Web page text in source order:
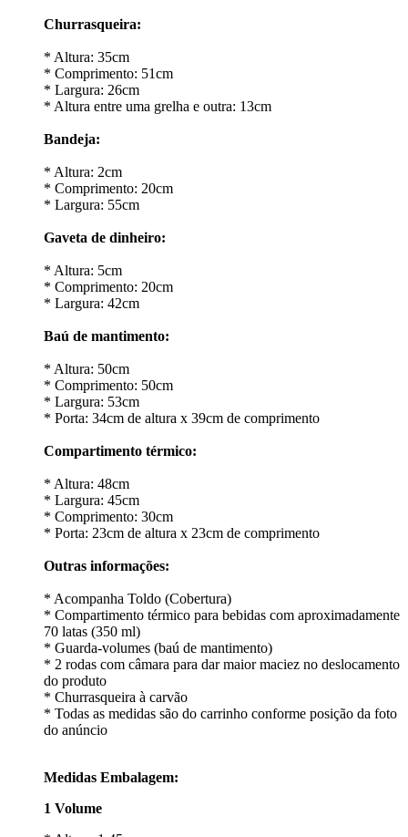
Churrasqueira:
* Altura: 35cm
* Comprimento: 51cm
* Largura: 26cm
* Altura entre uma grelha e outra: 13cm
Bandeja:
* Altura: 2cm
* Comprimento: 20cm
* Largura: 55cm
Gaveta de dinheiro:
* Altura: 5cm
* Comprimento: 20cm
* Largura: 42cm
Baú de mantimento:
* Altura: 50cm
* Comprimento: 50cm
* Largura: 53cm
* Porta: 34cm de altura x 39cm de comprimento
Compartimento térmico:
* Altura: 48cm
* Largura: 45cm
* Comprimento: 30cm
* Porta: 23cm de altura x 23cm de comprimento
Outras informações:
* Acompanha Toldo (Cobertura)
* Compartimento térmico para bebidas com aproximadamente
70 latas (350 ml)
* Guarda-volumes (baú de mantimento)
* 2 rodas com câmara para dar maior maciez no deslocamento
do produto
* Churrasqueira à carvão
* Todas as medidas são do carrinho conforme posição da foto
do anúncio
Medidas Embalagem:
1 Volume